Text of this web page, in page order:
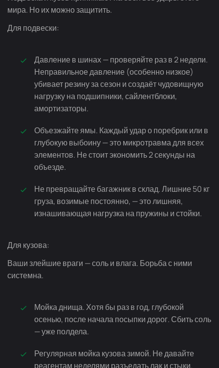
мира. Но их можно защитить.
Для подвески:
Давление в шинах — проверяйте раз в 2 недели.
Неправильное давление (особенно низкое)
убивает резину за сезон и создаёт чудовищную
нагрузку на подшипники, сайлентблоки,
амортизаторы.
Объезжайте ямы. Каждый удар о поребрик или в
глубокую выбоину — это микротравма для всех
элементов. Не стоит экономить 2 секунды на
объезде.
Не превращайте багажник в склад. Лишние 50 кг
груза, возимые постоянно, — это лишняя,
изнашивающая нагрузка на пружины и стойки.
Для кузова:
Ваши злейшие враги — соль и влага. Борьба с ними
системна.
Мойка днища. Хотя бы раз в год, глубокой
осенью, после начала посыпки дорог. Сбить соль
— уже полдела.
Регулярная мойка кузова зимой. Не давайте
реагентам неделями разъедать лак и стыки.